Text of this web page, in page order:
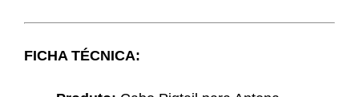
FICHA TÉCNICA: